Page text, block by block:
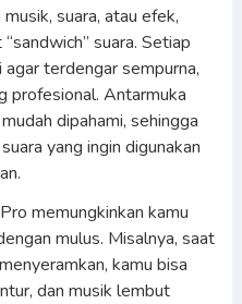
suara, atau efek,
suara. Setiap
terdengar sempurna,
profesional. Antarmuka
dipahami, sehingga
yang ingin digunakan
memungkinkan kamu
mulus. Misalnya, saat
kamu bisa
dan musik lembut